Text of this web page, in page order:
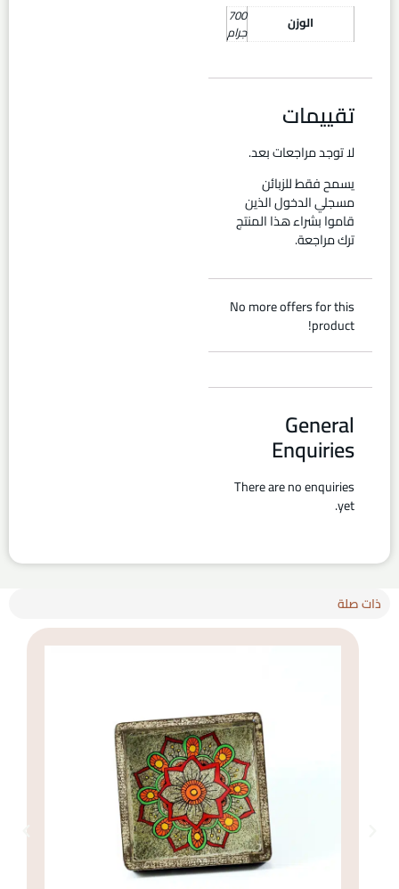
الوزن 700
جرام
تقييمات
لا توجد مراجعات بعد.
يسمح فقط للزبائن
مسجلي الدخول الذين
قاموا بشراء هذا المنتج
ترك مراجعة.
No more offers for this
product!
General
Enquiries
There are no enquiries
yet.
ذات صلة